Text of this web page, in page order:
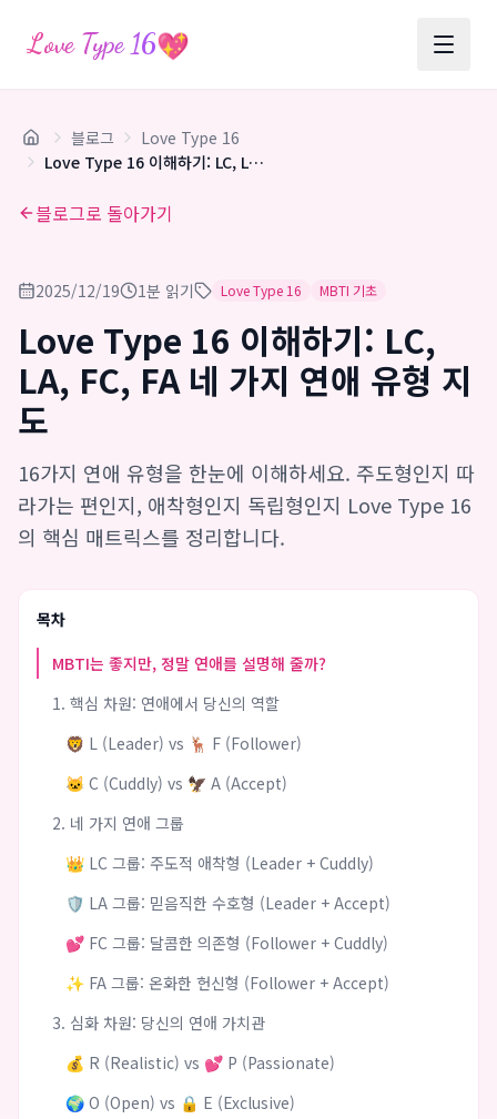
Love Type 16💖
블로그
Love Type 16
Love Type 16 이해하기: LC, LA, FC, FA 네 가지 연애 유형 지도
블로그로 돌아가기
2025/12/19 1분 읽기 Love Type 16 MBTI 기초
Love Type 16 이해하기: LC,
LA, FC, FA 네 가지 연애 유형 지
도
16가지 연애 유형을 한눈에 이해하세요. 주도형인지 따
라가는 편인지, 애착형인지 독립형인지 Love Type 16
의 핵심 매트릭스를 정리합니다.
목차
MBTI는 좋지만, 정말 연애를 설명해 줄까?
1. 핵심 차원: 연애에서 당신의 역할
🦁 L (Leader) vs 🦌 F (Follower)
🐱 C (Cuddly) vs 🦅 A (Accept)
2. 네 가지 연애 그룹
👑 LC 그룹: 주도적 애착형 (Leader + Cuddly)
🛡️ LA 그룹: 믿음직한 수호형 (Leader + Accept)
💕 FC 그룹: 달콤한 의존형 (Follower + Cuddly)
✨ FA 그룹: 온화한 헌신형 (Follower + Accept)
3. 심화 차원: 당신의 연애 가치관
💰 R (Realistic) vs 💕 P (Passionate)
🌍 O (Open) vs 🔒 E (Exclusive)